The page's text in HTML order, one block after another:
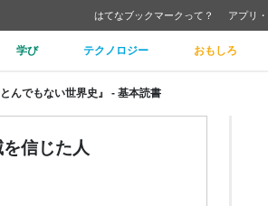
はてなブックマークって？ アプリ
学び テクノロジー おもしろ
んでもない世界史』 - 基本読書
信じた人